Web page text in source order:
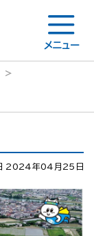
メニュー
2024年04月25日